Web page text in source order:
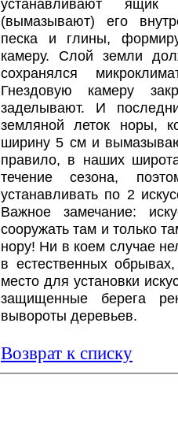
устанавливают
(вымазывают) его
песка и глины,
камеру. Слой земли
сохранялся
Гнездовую камеру
заделывают. И
земляной леток норы,
ширину 5 см и
правило, в наших
течение сезона,
устанавливать по 2
Важное замечание:
сооружать там и только
нору! Ни в коем случае
в естественных
место для установки
защищенные берега
вывороты деревьев.
Возврат к списку